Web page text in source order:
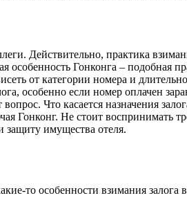
Действительно, практика
Гонконга – подобная
от категории номера и
особенно если номер оплачен
Что касается назначения
Гонконг. Не стоит воспринимать
защиту имущества отеля.
то особенности взимания